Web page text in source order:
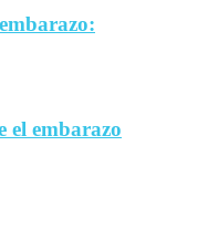
el embarazo